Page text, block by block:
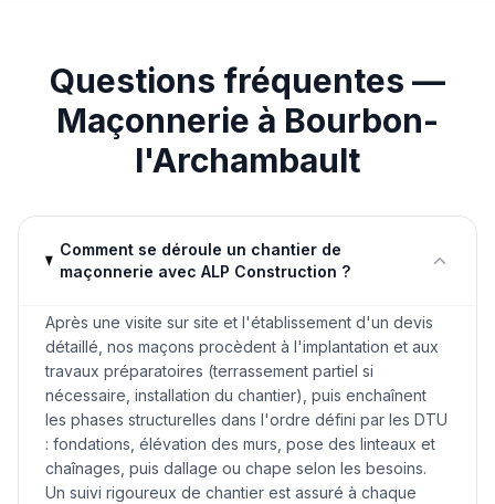
Questions fréquentes —
Maçonnerie à Bourbon-
l'Archambault
Comment se déroule un chantier de
maçonnerie avec ALP Construction ?
Après une visite sur site et l'établissement d'un devis
détaillé, nos maçons procèdent à l'implantation et aux
travaux préparatoires (terrassement partiel si
nécessaire, installation du chantier), puis enchaînent
les phases structurelles dans l'ordre défini par les DTU
: fondations, élévation des murs, pose des linteaux et
chaînages, puis dallage ou chape selon les besoins.
Un suivi rigoureux de chantier est assuré à chaque